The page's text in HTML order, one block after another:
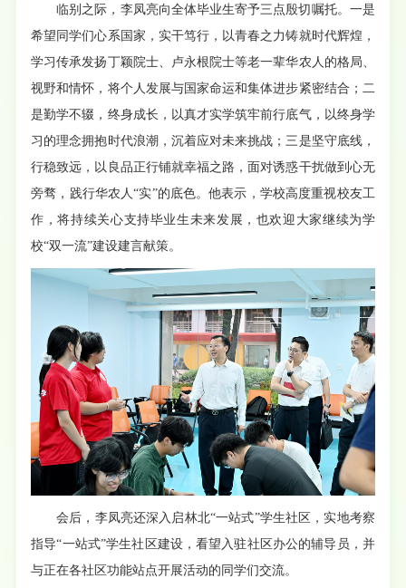
临别之际，李凤亮向全体毕业生寄予三点殷切嘱托。一是
希望同学们心系国家，实干笃行，以青春之力铸就时代辉煌，
学习传承发扬丁颖院士、卢永根院士等老一辈华农人的格局、
视野和情怀，将个人发展与国家命运和集体进步紧密结合；二
是勤学不辍，终身成长，以真才实学筑牢前行底气，以终身学
习的理念拥抱时代浪潮，沉着应对未来挑战；三是坚守底线，
行稳致远，以良品正行铺就幸福之路，面对诱惑干扰做到心无
旁骛，践行华农人“实”的底色。他表示，学校高度重视校友工
作，将持续关心支持毕业生未来发展，也欢迎大家继续为学
校“双一流”建设建言献策。
会后，李凤亮还深入启林北“一站式”学生社区，实地考察
指导“一站式”学生社区建设，看望入驻社区办公的辅导员，并
与正在各社区功能站点开展活动的同学们交流。